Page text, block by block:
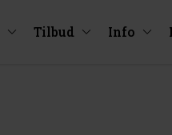
Tilbud Info